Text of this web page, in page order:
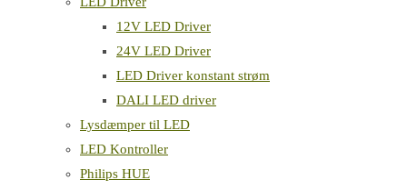
12V LED Driver
24V LED Driver
LED Driver konstant strøm
DALI LED driver
Lysdæmper til LED
LED Kontroller
Philips HUE